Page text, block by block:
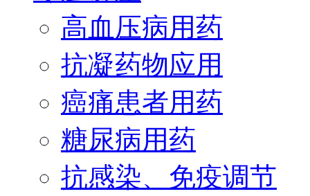
高血压病用药
抗凝药物应用
癌痛患者用药
糖尿病用药
抗感染、免疫调节